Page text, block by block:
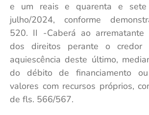
e um reais e quarenta e sete
julho/2024, conforme
520. II -Caberá ao
dos direitos perante o credor
aquiescência deste último,
do débito de financiamento
valores com recursos próprios,
de fls. 566/567.